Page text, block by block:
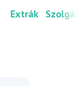
Extrák